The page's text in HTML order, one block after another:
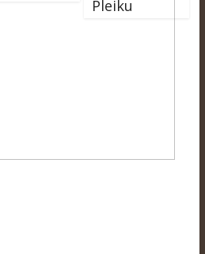
Pleiku